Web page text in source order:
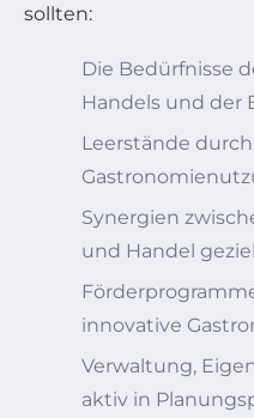
sollten:
Die Bedürfnisse
Handels und der
Leerstände
Synergien
und Handel
innovative
Verwaltung,
aktiv in